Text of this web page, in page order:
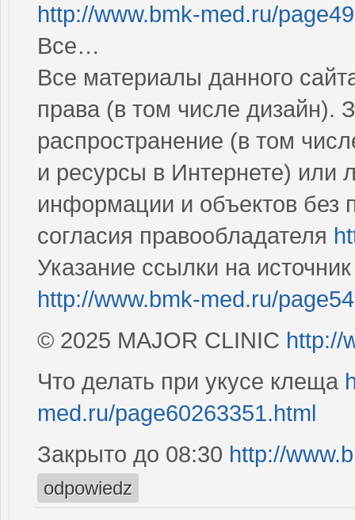
http://www.bmk-med.ru/
Все…
Все материалы данного
права (в том числе дизайн).
распространение (в том
и ресурсы в Интернете) или
информации и объектов без
согласия правообладателя
Указание ссылки на
http://www.bmk-med.ru/
© 2025 MAJOR CLINIC http://
Что делать при укусе клеща
med.ru/page60263351.html
Закрыто до 08:30 http://
odpowiedz